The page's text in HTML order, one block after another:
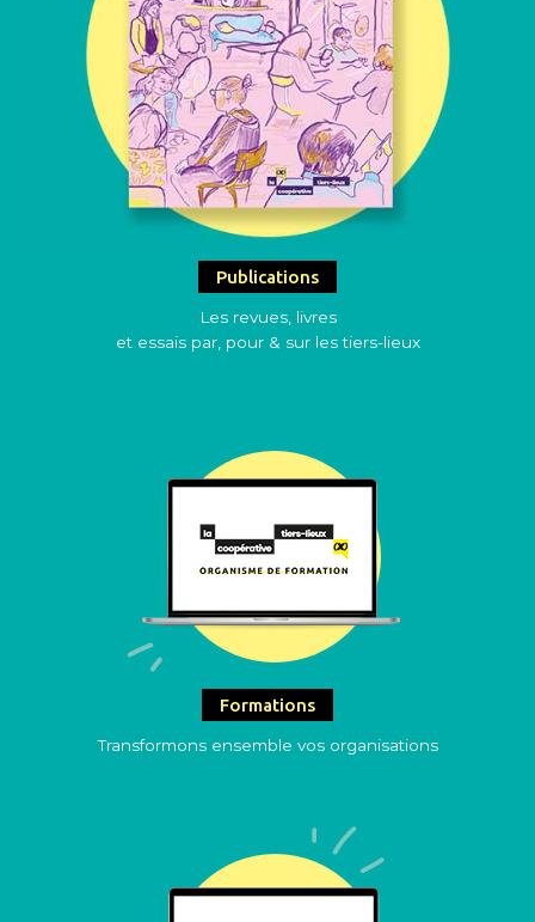
Publications
Les revues, livres
et essais par, pour & sur les tiers-lieux
Formations
Transformons ensemble vos organisations